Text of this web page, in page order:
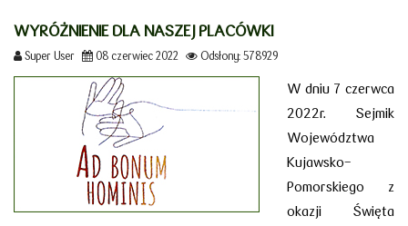
WYRÓŻNIENIE DLA NASZEJ PLACÓWKI
Super User 08 czerwiec 2022 Odsłony: 578929
W dniu 7 czerwca
2022r. Sejmik
Województwa
Kujawsko-
Pomorskiego z
okazji Święta